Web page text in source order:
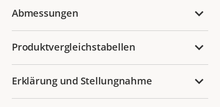
Abmessungen
Produktvergleichstabellen
Erklärung und Stellungnahme